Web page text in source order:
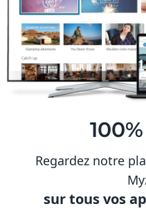
Regardez notre
sur tous vos